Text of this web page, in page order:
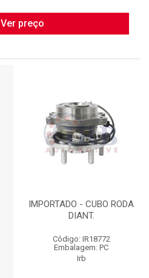
Ver preço
IMPORTADO - CUBO RODA
DIANT.
Código: IR18772
Embalagem: PC
Irb